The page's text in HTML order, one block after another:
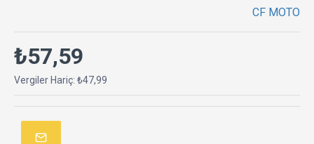
CF MOTO
₺57,59
Vergiler Hariç: ₺47,99